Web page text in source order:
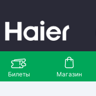
Билеты Магазин